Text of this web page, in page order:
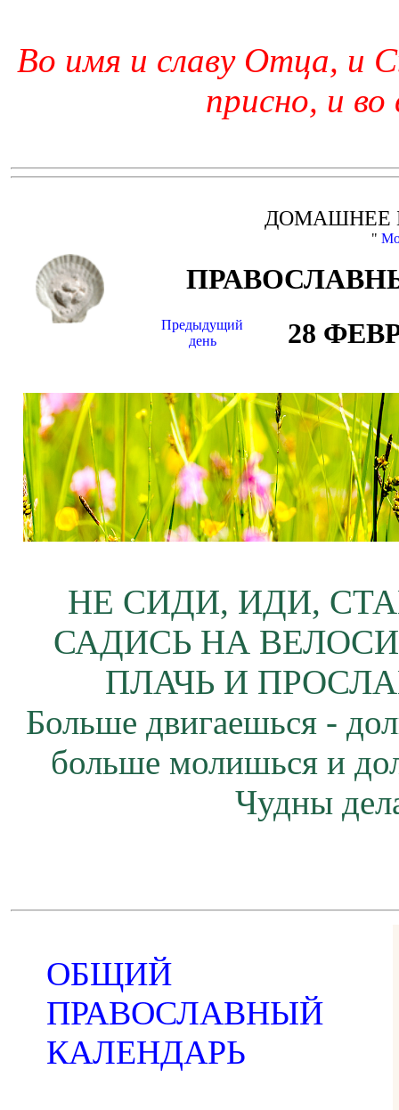
Во имя и славу Отца, и
присно, и во
ДОМАШНЕЕ
"
Предыдущий
день
28
НЕ СИДИ, ИДИ,
САДИСЬ НА
ПЛАЧЬ И
Больше двигаешься -
больше молишься и
Чудны
ОБЩИЙ
ПРАВОСЛАВНЫЙ
КАЛЕНДАРЬ